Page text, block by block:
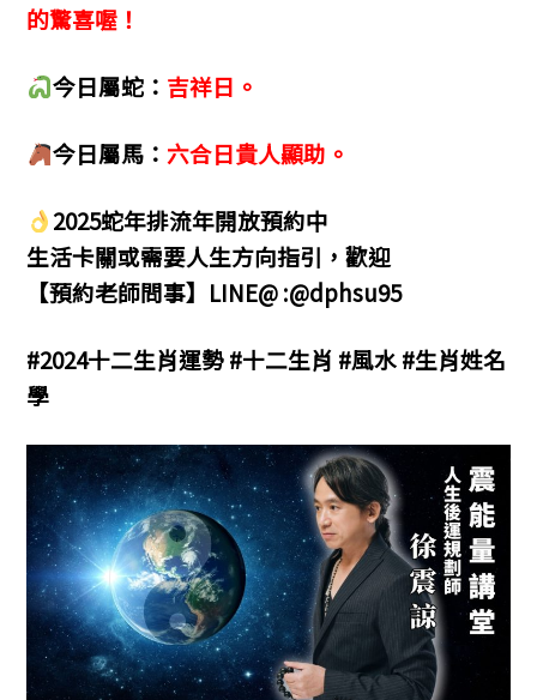
的驚喜喔！
今日屬蛇： 吉祥日。
今日屬馬： 六合日貴人顯助。
2025蛇年排流年開放預約中
生活卡關或需要人生方向指引，歡迎
【預約老師問事】LINE@ :@dphsu95
#2024十二生肖運勢#十二生肖 #風水#生肖姓名
學